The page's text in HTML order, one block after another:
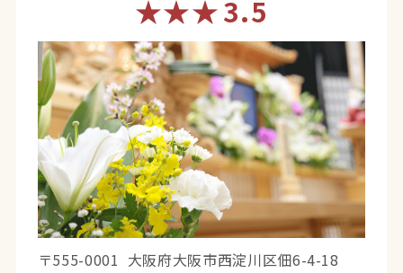
★★★3.5
〒555-0001 大阪府大阪市西淀川区佃6-4-18